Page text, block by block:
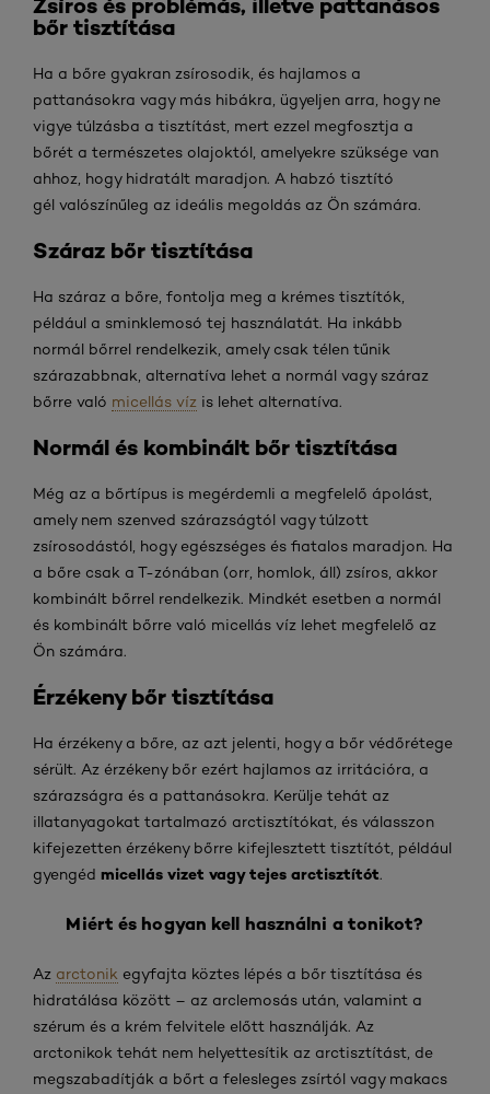
bőr tisztítása
Ha a bőre gyakran zsírosodik, és hajlamos a
pattanásokra vagy más hibákra, ügyeljen arra, hogy ne
vigye túlzásba a tisztítást, mert ezzel megfosztja a
bőrét a természetes olajoktól, amelyekre szüksége van
ahhoz, hogy hidratált maradjon. A habzó tisztító
gél valószínűleg az ideális megoldás az Ön számára.
Száraz bőr tisztítása
Ha száraz a bőre, fontolja meg a krémes tisztítók,
például a sminklemosó tej használatát. Ha inkább
normál bőrrel rendelkezik, amely csak télen tűnik
szárazabbnak, alternatíva lehet a normál vagy száraz
bőrre való micellás víz is lehet alternatíva.
Normál és kombinált bőr tisztítása
Még az a bőrtípus is megérdemli a megfelelő ápolást,
amely nem szenved szárazságtól vagy túlzott
zsírosodástól, hogy egészséges és fiatalos maradjon. Ha
a bőre csak a T-zónában (orr, homlok, áll) zsíros, akkor
kombinált bőrrel rendelkezik. Mindkét esetben a normál
és kombinált bőrre való micellás víz lehet megfelelő az
Ön számára.
Érzékeny bőr tisztítása
Ha érzékeny a bőre, az azt jelenti, hogy a bőr védőrétege
sérült. Az érzékeny bőr ezért hajlamos az irritációra, a
szárazságra és a pattanásokra. Kerülje tehát az
illatanyagokat tartalmazó arctisztítókat, és válasszon
kifejezetten érzékeny bőrre kifejlesztett tisztítót, például
gyengéd micellás vizet vagy tejes arctisztítót.
Miért és hogyan kell használni a tonikot?
Az arctonik egyfajta köztes lépés a bőr tisztítása és
hidratálása között – az arclemosás után, valamint a
szérum és a krém felvitele előtt használják. Az
arctonikok tehát nem helyettesítik az arctisztítást, de
megszabadítják a bőrt a felesleges zsírtól vagy makacs